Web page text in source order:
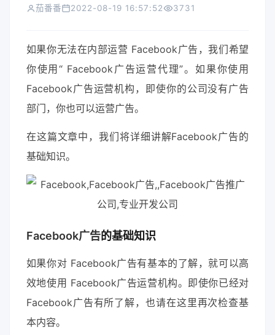
茄番番 2022-08-19 16:57:52 3731
如果你无法在内部运营 Facebook广告，我们希望
你使用“ Facebook广告运营代理”。如果你使用
Facebook广告运营机构，即使你的公司没有广告
部门，你也可以运营广告。
在这篇文章中，我们将详细讲解Facebook广告的
基础知识。
Facebook广告的基础知识
如果你对 Facebook广告有基本的了解，就可以高
效地使用 Facebook广告运营机构。即使你已经对
Facebook广告有所了解，也请在这里再次检查基
本内容。